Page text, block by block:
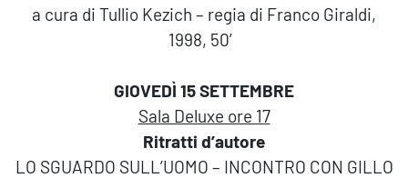
a cura di Tullio Kezich – regia di Franco Giraldi,
1998, 50′
GIOVEDÌ 15 SETTEMBRE
Sala Deluxe ore 17
Ritratti d’autore
LO SGUARDO SULL’UOMO – INCONTRO CON GILLO